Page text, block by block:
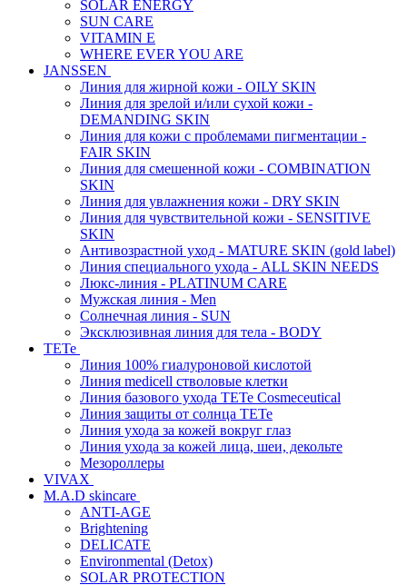
SOLAR ENERGY
SUN CARE
VITAMIN E
WHERE EVER YOU ARE
JANSSEN
Линия для жирной кожи - OILY SKIN
Линия для зрелой и/или сухой кожи -
DEMANDING SKIN
Линия для кожи с проблемами пигментации -
FAIR SKIN
Линия для смешенной кожи - COMBINATION
SKIN
Линия для увлажнения кожи - DRY SKIN
Линия для чувствительной кожи - SENSITIVE
SKIN
Антивозрастной уход - MATURE SKIN (gold label)
Линия специального ухода - ALL SKIN NEEDS
Люкс-линия - PLATINUM CARE
Мужская линия - Men
Солнечная линия - SUN
Эксклюзивная линия для тела - BODY
TETe
Линия 100% гиалуроновой кислотой
Линия medicell стволовые клетки
Линия базового ухода TETe Cosmeceutical
Линия защиты от солнца TETe
Линия ухода за кожей вокруг глаз
Линия ухода за кожей лица, шеи, декольте
Мезороллеры
VIVAX
M.A.D skincare
ANTI-AGE
Brightening
DELICATE
Environmental (Detox)
SOLAR PROTECTION